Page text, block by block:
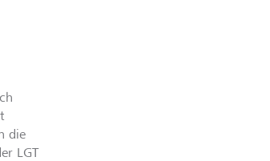
die
LGT